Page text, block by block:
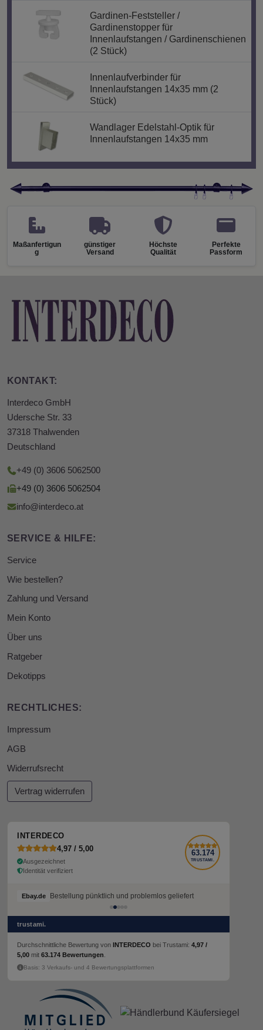
Gardinen-Feststeller /
Gardinenstopper für
Innenlaufstangen / Gardinenschienen
(2 Stück)
Innenlaufverbinder für
Innenlaufstangen 14x35 mm (2
Stück)
Wandlager Edelstahl-Optik für
Innenlaufstangen 14x35 mm
Maßanfertigun
g
günstiger
Versand
Höchste
Qualität
Perfekte
Passform
KONTAKT:
Interdeco GmbH
Udersche Str. 33
37318 Thalwenden
Deutschland
+49 (0) 3606 5062500
+49 (0) 3606 5062504
info@interdeco.at
SERVICE & HILFE:
Service
Wie bestellen?
Zahlung und Versand
Mein Konto
Über uns
Ratgeber
Dekotipps
RECHTLICHES:
Impressum
AGB
Widerrufsrecht
Vertrag widerrufen
INTERDECO
4,97 / 5,00
Ausgezeichnet
Identität verifiziert
63.174
TRUSTAMI.
Ebay.de Bestellung pünktlich und problemlos geliefert
trustami.
Durchschnittliche Bewertung von INTERDECO bei Trustami: 4,97 /
5,00 mit 63.174 Bewertungen
Basis: 3 Verkaufs- und 4 Bewertungsplattformen